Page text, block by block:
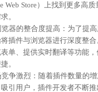
Web Store）上找到更多高
。
览器的整合度提高：为了提
插件与浏览器进行深度整
表单、提供实时翻译等功能
。
争激烈：随着插件数量的
引用户，插件开发者不断